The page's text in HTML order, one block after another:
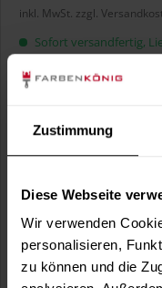
Zustimmung
Diese Webseite
Wir verwenden
personalisieren,
zu können und die
inkl. MwSt. zzgl.
Sofort versandfertig,
Größe:
Merken